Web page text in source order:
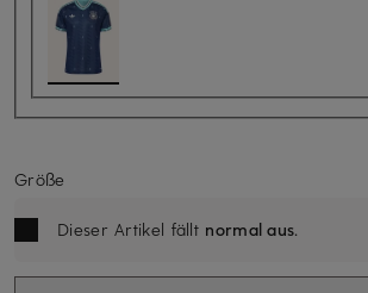
Größe
Dieser Artikel fällt normal aus.